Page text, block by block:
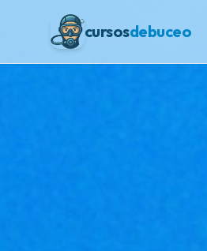
cursosdebuceo